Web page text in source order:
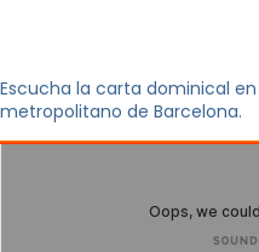
Escucha la carta dominical
metropolitano de Barcelona.